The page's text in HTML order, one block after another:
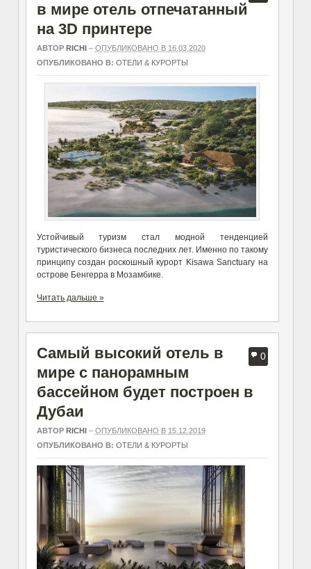
в мире отель отпечатанный
на 3D принтере
АВТОР RICHI– ОПУБЛИКОВАНО В 16.03.2020
ОПУБЛИКОВАНО В: ОТЕЛИ & КУРОРТЫ
Устойчивый туризм стал модной тенденцией
туристического бизнеса последних лет. Именно по такому
принципу создан роскошный курорт Kisawa Sanctuary на
острове Бенгерра в Мозамбике.
Читать дальше »
0
Самый высокий отель в
мире с панорамным
бассейном будет построен в
Дубаи
АВТОР RICHI– ОПУБЛИКОВАНО В 15.12.2019
ОПУБЛИКОВАНО В: ОТЕЛИ & КУРОРТЫ